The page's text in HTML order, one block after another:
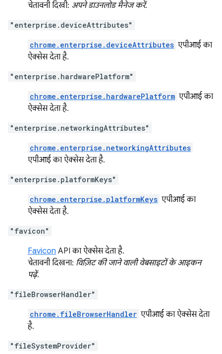
चेतावनी दिखी: अपने डाउनलोड मैनेज करें.
"enterprise.deviceAttributes"
chrome.enterprise.deviceAttributes एपीआई का
ऐक्सेस देता है.
"enterprise.hardwarePlatform"
chrome.enterprise.hardwarePlatform एपीआई का
ऐक्सेस देता है.
"enterprise.networkingAttributes"
chrome.enterprise.networkingAttributes
एपीआई का ऐक्सेस देता है.
"enterprise.platformKeys"
chrome.enterprise.platformKeys एपीआई का
ऐक्सेस देता है.
"favicon"
Favicon API का ऐक्सेस देता है.
चेतावनी दिखना: विज़िट की जाने वाली वेबसाइटों के आइकन
पढ़ें.
"fileBrowserHandler"
chrome.fileBrowserHandler एपीआई का ऐक्सेस देता
है.
"fileSystemProvider"